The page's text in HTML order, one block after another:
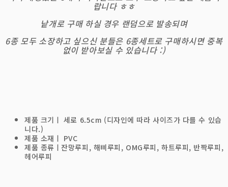
랍니다 ㅎㅎ
낱개로 구매 하실 경우 랜덤으로 발송되며
6종 모두 소장하고 싶으신 분들은 6종세트로 구매하시면 중복
없이 받아보실 수 있습니다 :)
제품 크기ㅣ 세로 6.5cm (디자인에 따라 사이즈가 다를 수 있습
니다.)
제품 소재ㅣ PVC
제품 종류ㅣ잔망루피, 해삐루피, OMG루피, 하트루피, 반짝루피,
헤어루피